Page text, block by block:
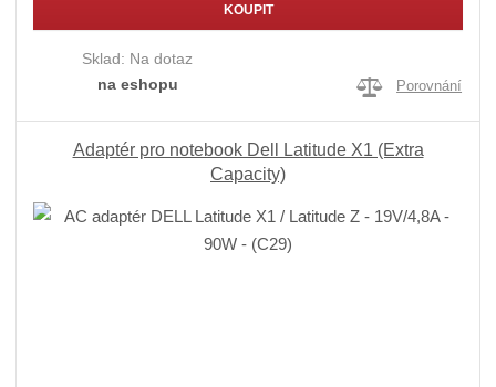
KOUPIT
Sklad: Na dotaz
na eshopu
Porovnání
Adaptér pro notebook Dell Latitude X1 (Extra
Capacity)